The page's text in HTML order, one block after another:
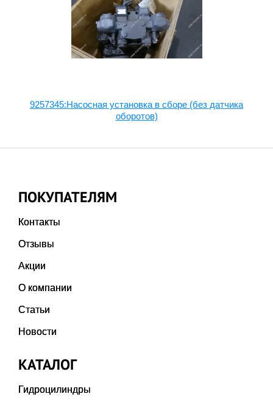
9257345:Насосная установка в сборе (без датчика
оборотов)
ПОКУПАТЕЛЯМ
Контакты
Отзывы
Акции
О компании
Статьи
Новости
КАТАЛОГ
Гидроцилиндры